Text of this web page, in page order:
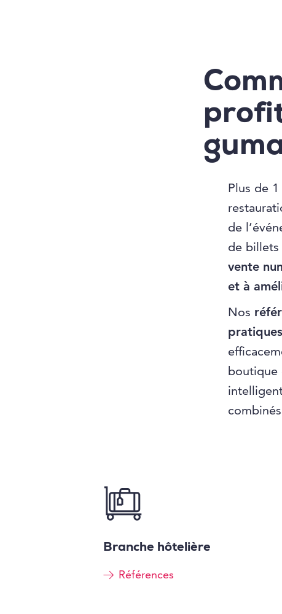
Plus de
de
de billets
vente
et à
Nos
pratiques
boutique
Branche hôtelière
Références